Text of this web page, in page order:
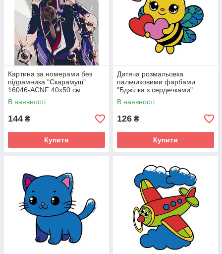
Картина за номерами без
підрамника "Скарамуш"
16046-ACNF 40х50 см
В наявності
144 ₴
Купити
Дитяча розмальовка
пальчиковими фарбами
"Бджілка з сердечками"
15635-AC 25х25 см
В наявності
126 ₴
Купити